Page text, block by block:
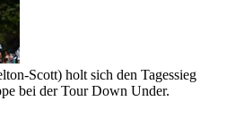
Scott) holt sich den Tagessieg
bei der Tour Down Under.